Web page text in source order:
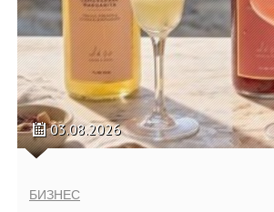
03.08.2026
БИЗНЕС